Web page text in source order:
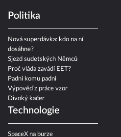
Politika
Nová superdávka: kdo na ní
dosáhne?
Sjezd sudetských Němců
Proč vláda zavádí EET?
Padni komu padni
Výpověď z práce vzor
Divoký kačer
Technologie
SpaceX na burze